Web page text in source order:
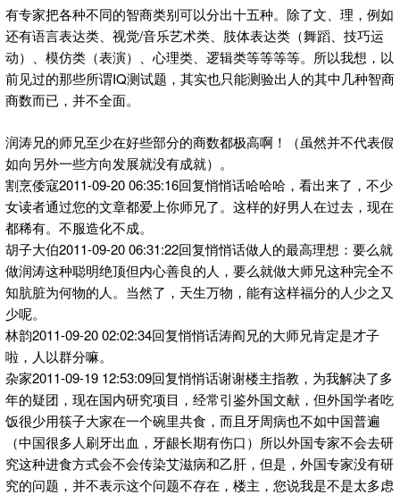
有专家把各种不同的智商类别可以分出十五种。除了文、理，例如
还有语言表达类、视觉/音乐艺术类、肢体表达类（舞蹈、技巧运
动）、模仿类（表演）、心理类、逻辑类等等等等。所以我想，以
前见过的那些所谓IQ测试题，其实也只能测验出人的其中几种智商
商数而已，并不全面。
润涛兄的师兄至少在好些部分的商数都极高啊！（虽然并不代表假
如向另外一些方向发展就没有成就）。
割烹倭寇2011-09-20 06:35:16回复悄悄话哈哈哈，看出来了，不少
女读者通过您的文章都爱上你师兄了。这样的好男人在过去，现在
都稀有。不服造化不成。
胡子大伯2011-09-20 06:31:22回复悄悄话做人的最高理想：要么就
做润涛这种聪明绝顶但内心善良的人，要么就做大师兄这种完全不
知肮脏为何物的人。当然了，天生万物，能有这样福分的人少之又
少呢。
林韵2011-09-20 02:02:34回复悄悄话涛阎兄的大师兄肯定是才子
啦，人以群分嘛。
杂家2011-09-19 12:53:09回复悄悄话谢谢楼主指教，为我解决了多
年的疑团，现在国内研究项目，经常引鉴外国文献，但外国学者吃
饭很少用筷子大家在一个碗里共食，而且牙周病也不如中国普遍
（中国很多人刷牙出血，牙龈长期有伤口）所以外国专家不会去研
究这种进食方式会不会传染艾滋病和乙肝，但是，外国专家没有研
究的问题，并不表示这个问题不存在，楼主，您说我是不是太多虑